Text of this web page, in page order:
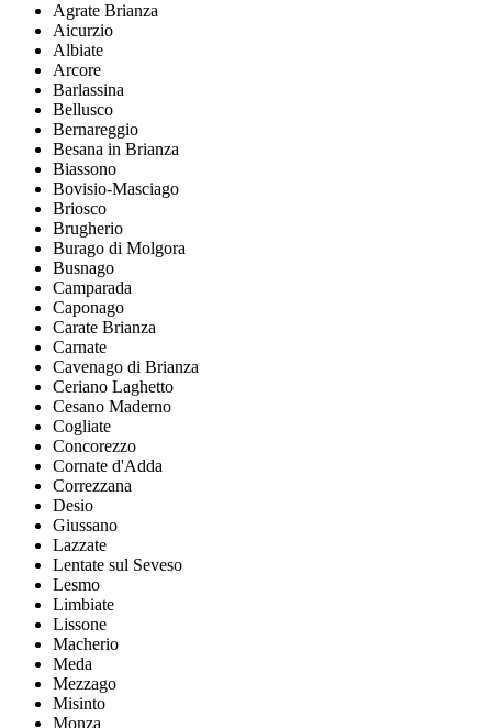
Agrate Brianza
Aicurzio
Albiate
Arcore
Barlassina
Bellusco
Bernareggio
Besana in Brianza
Biassono
Bovisio-Masciago
Briosco
Brugherio
Burago di Molgora
Busnago
Camparada
Caponago
Carate Brianza
Carnate
Cavenago di Brianza
Ceriano Laghetto
Cesano Maderno
Cogliate
Concorezzo
Cornate d'Adda
Correzzana
Desio
Giussano
Lazzate
Lentate sul Seveso
Lesmo
Limbiate
Lissone
Macherio
Meda
Mezzago
Misinto
Monza